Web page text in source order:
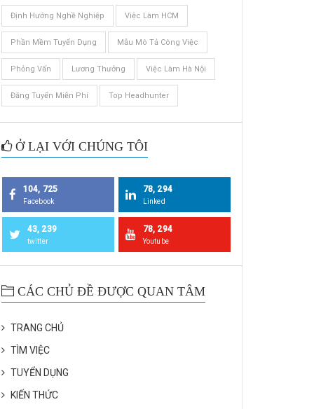
Định Hướng Nghề Nghiệp Việc Làm HCM
Phần Mềm Tuyển Dụng Mẫu Mô Tả Công Việc
Phỏng Vấn Lương Thưởng Việc Làm Hà Nội
Đăng Tuyển Miễn Phí Top Headhunter
Ở LẠI VỚI CHÚNG TÔI
104, 725
Facebook
78, 294
Linked
43, 239
twitter
78, 294
Youtube
CÁC CHỦ ĐỀ ĐƯỢC QUAN TÂM
TRANG CHỦ
TÌM VIỆC
TUYỂN DỤNG
KIẾN THỨC